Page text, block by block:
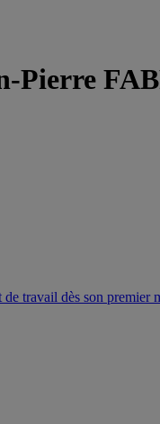
Pierre